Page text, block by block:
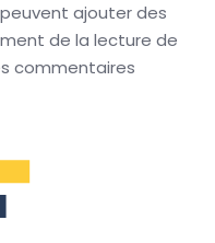
ajouter des
de la lecture de
commentaires